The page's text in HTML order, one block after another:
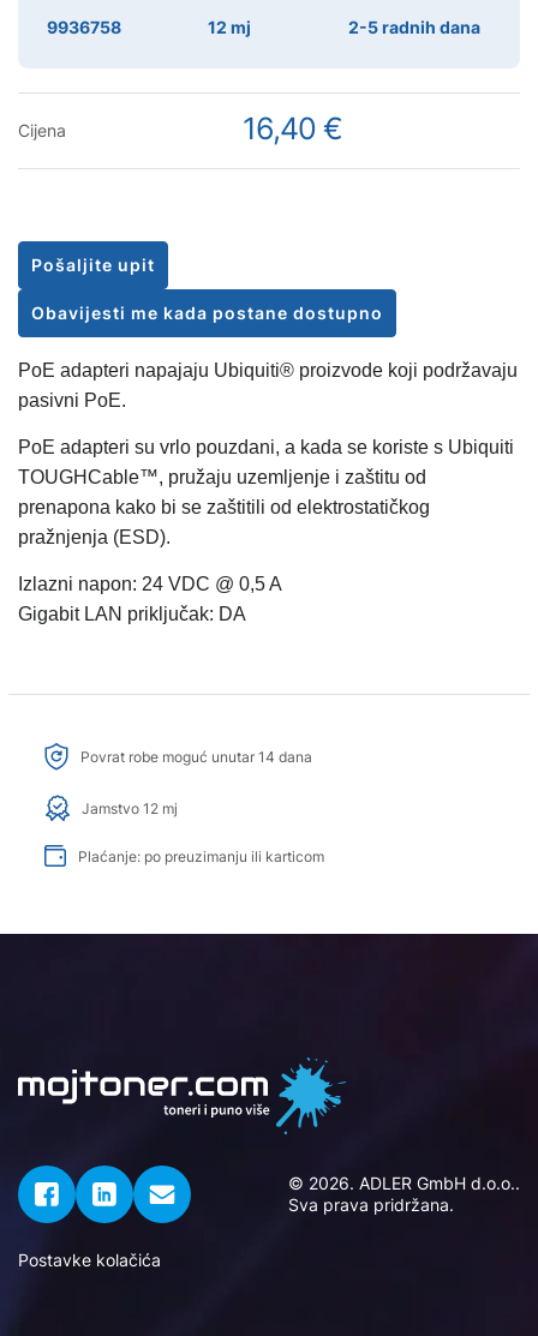
PoE adapteri napajaju Ubiquiti® proizvode koji podržavaju
pasivni PoE.
PoE adapteri su vrlo pouzdani, a kada se koriste s Ubiquiti
TOUGHCable™, pružaju uzemljenje i zaštitu od
prenapona kako bi se zaštitili od elektrostatičkog
pražnjenja (ESD).
Izlazni napon: 24 VDC @ 0,5 A
Gigabit LAN priključak: DA
9936758 12 mj 2-5 radnih dana
Cijena 16,40 €
Pošaljite upit
Obavijesti me kada postane dostupno
Povrat robe moguć unutar 14 dana
Jamstvo 12 mj
Plaćanje: po preuzimanju ili karticom
© 2026. ADLER GmbH d.o.o..
Sva prava pridržana.
Postavke kolačića